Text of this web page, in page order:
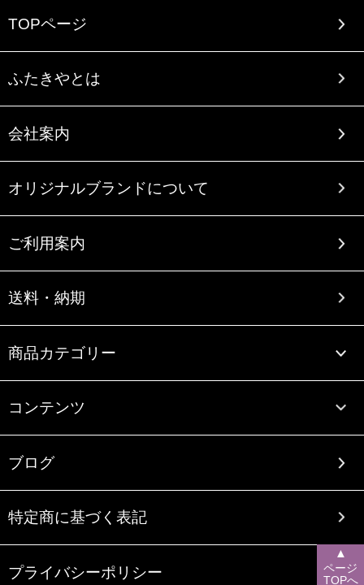
TOPページ
ふたきやとは
会社案内
オリジナルブランドについて
ご利用案内
送料・納期
商品カテゴリー
コンテンツ
ブログ
特定商に基づく表記
プライバシーポリシー
▲
ページ
TOPへ